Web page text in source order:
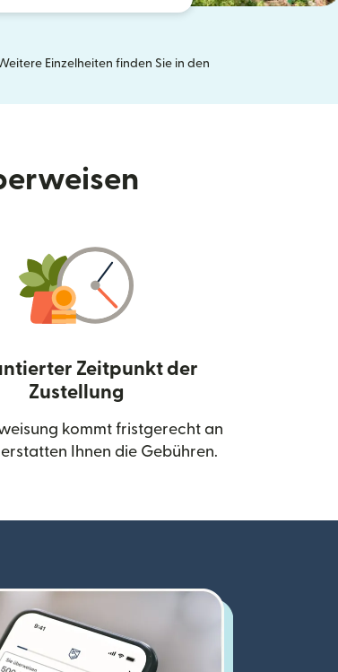
Einzelheiten finden Sie in den
geöffnet)
geöffnet)
Zeitpunkt der
Zustellung
kommt fristgerecht an
Ihnen die Gebühren.